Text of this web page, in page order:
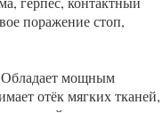
поражение стоп,
мощным
отёк мягких тканей,